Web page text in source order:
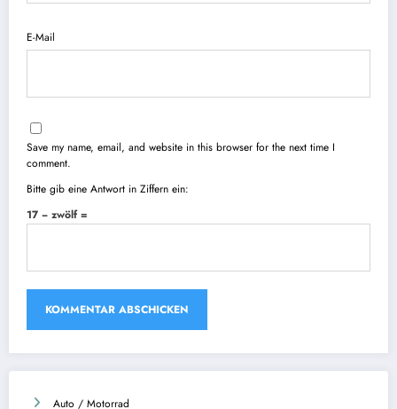
E-Mail
Save my name, email, and website in this browser for the next time I
comment.
Bitte gib eine Antwort in Ziffern ein:
17 − zwölf =
Auto / Motorrad